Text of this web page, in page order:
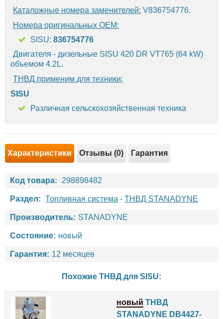
Каталожные номера заменителей: V836754776.
Номера оригинальных OEM:
SISU: 836754776
Двигателя - дизельные SISU 420 DR VT765 (64 kW)
объемом 4.2L.
ТНВД применим для техники:
SISU
Различная сельскохозяйственная техника
Характеристики Отзывы (0) Гарантия
Код товара: 298898482
Раздел: Топливная система - ТНВД STANADYNE
Производитель: STANADYNE
Состояние: новый
Гарантия: 12 месяцев
Похожие ТНВД для SISU:
новый ТНВД
STANADYNE DB4427-